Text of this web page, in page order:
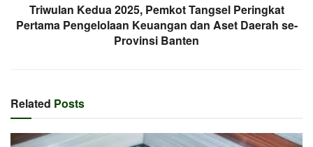
Triwulan Kedua 2025, Pemkot Tangsel Peringkat
Pertama Pengelolaan Keuangan dan Aset Daerah se-
Provinsi Banten
Related Posts